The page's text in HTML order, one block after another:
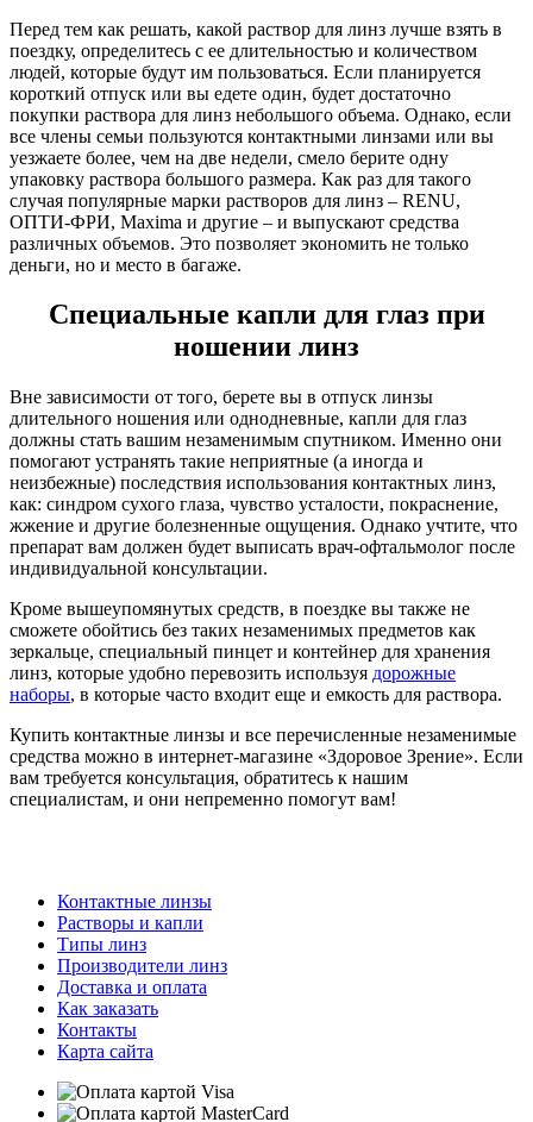
Перед тем как решать, какой раствор для линз лучше взять в
поездку, определитесь с ее длительностью и количеством
людей, которые будут им пользоваться. Если планируется
короткий отпуск или вы едете один, будет достаточно
покупки раствора для линз небольшого объема. Однако, если
все члены семьи пользуются контактными линзами или вы
уезжаете более, чем на две недели, смело берите одну
упаковку раствора большого размера. Как раз для такого
случая популярные марки растворов для линз – RENU,
ОПТИ-ФРИ, Maxima и другие – и выпускают средства
различных объемов. Это позволяет экономить не только
деньги, но и место в багаже.
Специальные капли для глаз при
ношении линз
Вне зависимости от того, берете вы в отпуск линзы
длительного ношения или однодневные, капли для глаз
должны стать вашим незаменимым спутником. Именно они
помогают устранять такие неприятные (а иногда и
неизбежные) последствия использования контактных линз,
как: синдром сухого глаза, чувство усталости, покраснение,
жжение и другие болезненные ощущения. Однако учтите, что
препарат вам должен будет выписать врач-офтальмолог после
индивидуальной консультации.
Кроме вышеупомянутых средств, в поездке вы также не
сможете обойтись без таких незаменимых предметов как
зеркальце, специальный пинцет и контейнер для хранения
линз, которые удобно перевозить используя дорожные
наборы, в которые часто входит еще и емкость для раствора.
Купить контактные линзы и все перечисленные незаменимые
средства можно в интернет-магазине «Здоровое Зрение». Если
вам требуется консультация, обратитесь к нашим
специалистам, и они непременно помогут вам!
Контактные линзы
Растворы и капли
Типы линз
Производители линз
Доставка и оплата
Как заказать
Контакты
Карта сайта